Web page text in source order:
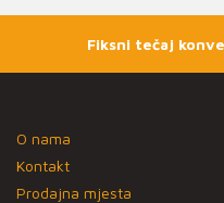
Fiksni tečaj
O nama
Kontakt
Prodajna mjesta